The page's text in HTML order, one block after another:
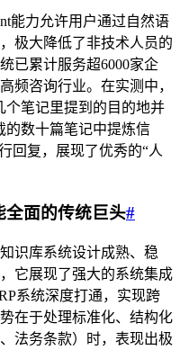
能力允许用户通过自然语
极大降低了非技术人员的
已累计服务超6000家企
频咨询行业。在实测中，
个笔记里提到的目的地并
的数十篇笔记中提炼信
回复，展现了优秀的“人
全面的传统巨头#
识库系统设计成熟、稳
它展现了强大的系统集成
系统深度打通，实现跨
在于处理标准化、结构化
法务条款）时，表现出极